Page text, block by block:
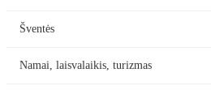
Šventės
Namai, laisvalaikis, turizmas